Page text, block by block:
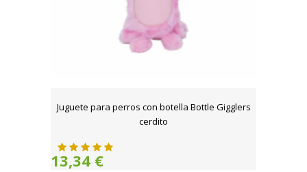
Juguete para perros con botella Bottle Gigglers
cerdito
13,34 €